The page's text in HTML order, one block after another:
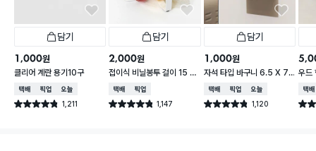
담기
1,000원
클리어 계란 용기10구
택배배송매장픽업오늘배송
별점 4.8점 1,211
건 작성
담기
2,000원
접이식 비닐봉투 걸이 15 X
16.5 cm
택배배송매장픽업
별점 4.8점 1,147
건 작성
담기
1,000원
자석 타입 바구니 6.5 X 7.
5 X 10 cm
택배배송매장픽업오늘배송
별점 4.8점 1,120
건 작성
우드
택배
별점